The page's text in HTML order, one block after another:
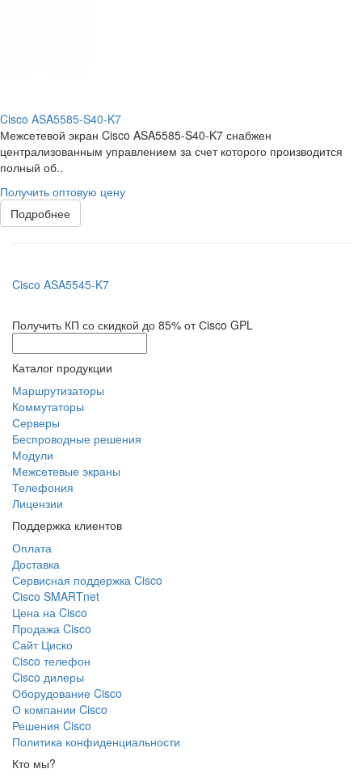
Cisco ASA5585-S40-K7
Межсетевой экран Cisco ASA5585-S40-K7 снабжен
централизованным управлением за счет которого производится
полный об..
Получить оптовую цену
Подробнее
Cisco ASA5545-K7
Получить КП со скидкой до 85% от Сisco GPL
Каталог продукции
Маршрутизаторы
Коммутаторы
Серверы
Беспроводные решения
Модули
Межсетевые экраны
Телефония
Лицензии
Поддержка клиентов
Оплата
Доставка
Сервисная поддержка Cisco
Cisco SMARTnet
Цена на Cisco
Продажа Cisco
Сайт Циско
Сisco телефон
Cisco дилеры
Оборудование Cisco
О компании Cisco
Решения Cisco
Политика конфиденциальности
Кто мы?